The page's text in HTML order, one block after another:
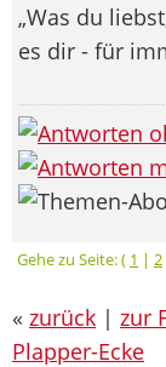
„Was du
es dir - für
Gehe zu Seite: ( 1 | 2
« zurück | zur
Plapper-Ecke